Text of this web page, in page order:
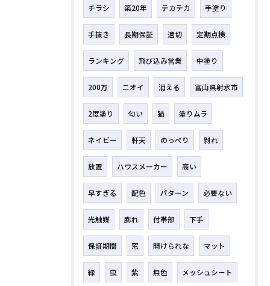
チラシ 築20年 テカテカ 手塗り
手抜き 長期保証 適切 定期点検
ランキング 飛び込み営業 中塗り
200万 ニオイ 消える 富山県射水市
2度塗り 匂い 猫 塗りムラ
ネイビー 軒天 のっぺり 剝れ
放置 ハウスメーカー 高い
早すぎる 配色 パターン 必要ない
光触媒 膨れ 付帯部 下手
保証期間 窓 開けられな マット
緑 虫 紫 無色 メッシュシート